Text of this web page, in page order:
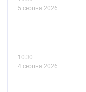
5 серпня 2026
10.30
4 серпня 2026